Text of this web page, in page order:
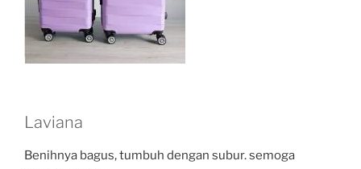
Laviana
Benihnya bagus, tumbuh dengan subur. semoga